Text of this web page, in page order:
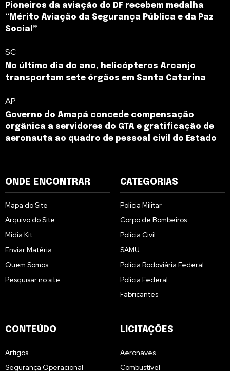
Pioneiros da aviação do DF recebem medalha
“Mérito Aviação da Segurança Pública e da Paz
Social”
SC
No último dia do ano, helicópteros Arcanjo
transportam sete órgãos em Santa Catarina
AP
Governo do Amapá concede compensação
orgânica a servidores do GTA e gratificação de
aeronauta ao quadro de pessoal civil do Estado
ONDE ENCONTRAR
Mapa do Site
Arquivo do Site
Midia Kit
Enviar Matéria
Quem Somos
Pesquisar no site
CATEGORIAS
Polícia Militar
Corpo de Bombeiros
Polícia Civil
SAMU
Polícia Rodoviária Federal
Polícia Federal
Fabricantes
CONTEÚDO
Artigos
Segurança Operacional
LICITAÇÕES
Aeronaves
Combustível